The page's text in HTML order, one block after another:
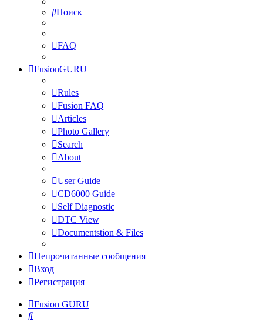
Поиск
FAQ
FusionGURU
Rules
Fusion FAQ
Articles
Photo Gallery
Search
About
User Guide
CD6000 Guide
Self Diagnostic
DTC View
Documentstion & Files
Непрочитанные сообщения
Вход
Регистрация
Fusion GURU
Поиск